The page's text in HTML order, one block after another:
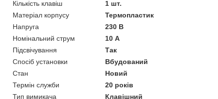
Кількість клавіш
1 шт.
Матеріал корпусу
Термопластик
Напруга
230 В
Номінальний струм
10 А
Підсвічування
Так
Спосіб установки
Вбудований
Стан
Новий
Термін служби
20 років
Тип вимикача
Клавішний